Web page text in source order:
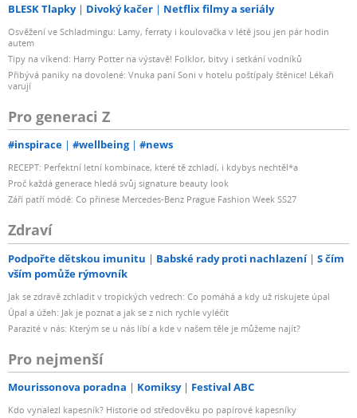
BLESK Tlapky Divoký kačer Netflix filmy a seriály
Osvěžení ve Schladmingu: Lamy, ferraty i koulovačka v létě jsou jen pár hodin
autem
Tipy na víkend: Harry Potter na výstavě! Folklor, bitvy i setkání vodníků
Přibývá paniky na dovolené: Vnuka paní Soni v hotelu poštípaly štěnice! Lékaři
varují
Pro generaci Z
#inspirace #wellbeing #news
RECEPT: Perfektní letní kombinace, které tě zchladí, i kdybys nechtěl*a
Proč každá generace hledá svůj signature beauty look
Září patří módě: Co přinese Mercedes-Benz Prague Fashion Week SS27
Zdraví
Podpořte dětskou imunitu Babské rady proti nachlazení
S čím
vším pomůže rýmovník
Jak se zdravě zchladit v tropických vedrech: Co pomáhá a kdy už riskujete úpal
Úpal a úžeh: Jak je poznat a jak se z nich rychle vyléčit
Parazité v nás: Kterým se u nás líbí a kde v našem těle je můžeme najít?
Pro nejmenší
Mourissonova poradna Komiksy Festival ABC
Kdo vynalezl kapesník? Historie od středověku po papírové kapesníky